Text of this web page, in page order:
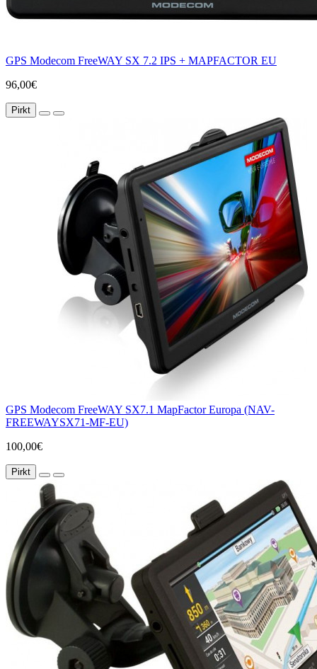
GPS Modecom FreeWAY SX 7.2 IPS + MAPFACTOR EU
96,00€
Pirkt
GPS Modecom FreeWAY SX7.1 MapFactor Europa (NAV-
FREEWAYSX71-MF-EU)
100,00€
Pirkt